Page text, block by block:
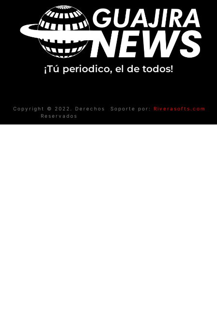
¡Tú periodico, el de todos!
Copyright © 2022. Derechos
Reservados
Soporte por: Riverasofts.com